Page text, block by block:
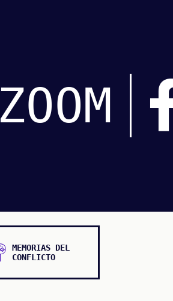
ZOOM
MEMORIAS DEL
CONFLICTO